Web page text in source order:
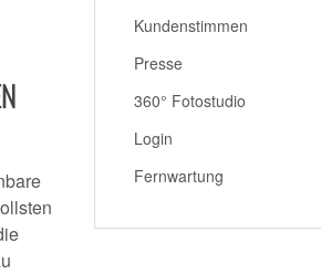
Kundenstimmen
Presse
360° Fotostudio
Login
Fernwartung